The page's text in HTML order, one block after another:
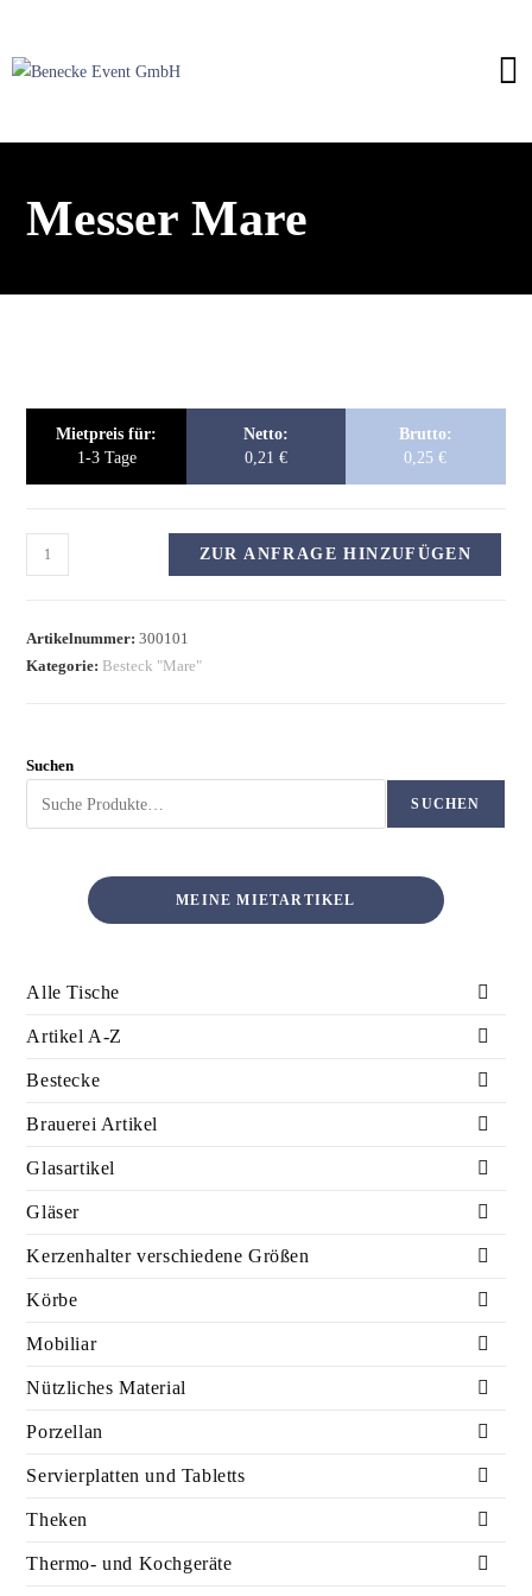
Messer Mare
Mietpreis für:
1-3 Tage
Netto:
0,21 €
Brutto:
0,25€
ZUR ANFRAGE HINZUFÜGEN
Artikelnummer:300101
Kategorie: Besteck "Mare"
Suchen
SUCHEN
MEINE MIETARTIKEL
Alle Tische
Artikel A-Z
Bestecke
Brauerei Artikel
Glasartikel
Gläser
Kerzenhalter verschiedene Größen
Körbe
Mobiliar
Nützliches Material
Porzellan
Servierplatten und Tabletts
Theken
Thermo- und Kochgeräte